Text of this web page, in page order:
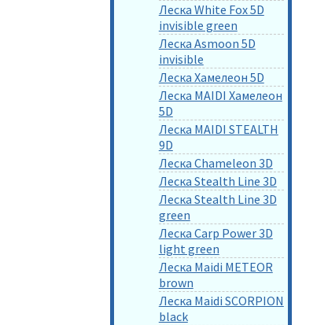
Леска White Fox 5D
invisible green
Леска Asmoon 5D
invisible
Леска Хамелеон 5D
Леска MAIDI Хамелеон
5D
Леска MAIDI STEALTH
9D
Леска Chameleon 3D
Леска Stealth Line 3D
Леска Stealth Line 3D
green
Леска Carp Power 3D
light green
Леска Maidi METEOR
brown
Леска Maidi SCORPION
black